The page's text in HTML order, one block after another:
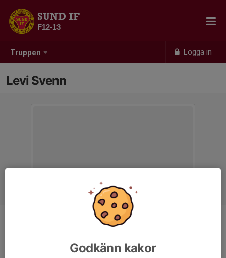
Truppen Logga in
SUND IF
F12-13
Levi Svenn
Tränare
Godkänn kakor